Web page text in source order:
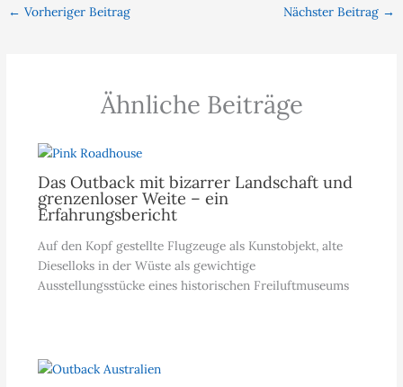
← Vorheriger Beitrag Nächster Beitrag →
Ähnliche Beiträge
Das Outback mit bizarrer Landschaft und
grenzenloser Weite – ein
Erfahrungsbericht
Auf den Kopf gestellte Flugzeuge als Kunstobjekt, alte
Dieselloks in der Wüste als gewichtige
Ausstellungsstücke eines historischen Freiluftmuseums